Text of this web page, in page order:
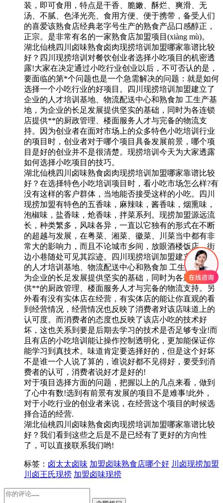
装，即可食用，特点是干香、脆嫩、酥烂、爽滑、无
汤、不腻、色泽光亮、食用方便、便于携带，备受人们
的喜爱该熟食店经典老字号生产的熟食产品口感醇正，
正宗。是非常有名的一家熟食店加盟项目(xiàng mù)。
湖北仙桃四川卤味熟食卤肉现捞培训加盟哪家靠谱比较
好？四川现捞培训对餐饮创业者选择小吃项目的机密透
露!大家在决定通过小吃行业创业以后，不可否认的是，
要面临的第*个问题也是一个急需解决的问题：就是如何
选择一个小吃行业的好项目。四川现捞培训加盟建立了
企业的人才培训基地、物流配送中心和熟食加 工生产基
地，为企业的长足发展提供坚实的基础，同时为各连锁
店提供**的厨政管理、楼面服务人才与完备的物流支
持。因为创业者在面对市场上的众多特色小吃培训行业
的项目时，创业者对于哪个项目具备发展前景，哪个项
目是好的创业并不是很清楚。现捞培训今天为大家透露
如何选择小吃项目的技巧。
湖北仙桃四川卤味熟食卤肉现捞培训加盟哪家靠谱比较
好？在选择特色小吃培训项目时，看小吃市场怎么样?有
没有这样的客户群体，当地能否接受这样的小吃。四川
现捞加盟有特色的五香味，麻辣味，酱香味，烟熏味，
泡椒味，盐香味，炝香味，拌菜系列。现捞加盟源远流
长，种类繁多，风味各异，一直以它独有的形式在不断
的超越与发展，在粤菜、湘菜、徽菜、川菜当中都有非
常大的影响力，而且不论城市乡间，放眼酒楼饭店、街
边小巷随处可见其踪迹。四川现捞培训加盟建立了企业
的人才培训基地、物流配送中心和熟食加 工生产基地，
为企业的长足发展提供坚实的基础，同时为各连锁店提
供**的厨政管理、楼面服务人才与完备的物流支持。另
外看有没有实体店在经营，有实体店的能让你直观的看
到经营情况，经营情况也反映了消费者对该店味道上的
认可度。而消费者的态度也反映了该店小吃的技术好
坏，这也关系到要是后期去学习的技术是否足够专业!而
且有店的小吃培训能让操作控制透明化，更加能保证你
能学习到真技术。味道肯定要选择好的，但是这个好坏
不是谁一个人说了算的，谁说好都不见得好，要受到消
费者的认可，消费者说好才是好的!
对于项目选择方面的问题，把握以上的几点来看，做到
了心中有数!选到有前景有发展的项目不是难事!此外，
对于小吃行业的创业者来说，在经营这个项目的时候选
择合适的经营.
湖北仙桃四川卤味熟食卤肉现捞培训加盟哪家靠谱比较
好？我们看到这些之后是不是已经有了更好的方向性
了，可以直接联系我们哟!
标签： 卤太太卤味 加盟卤味熟食店哪个好 川卤现捞加盟
川卤王氏现捞 加盟卤味现捞